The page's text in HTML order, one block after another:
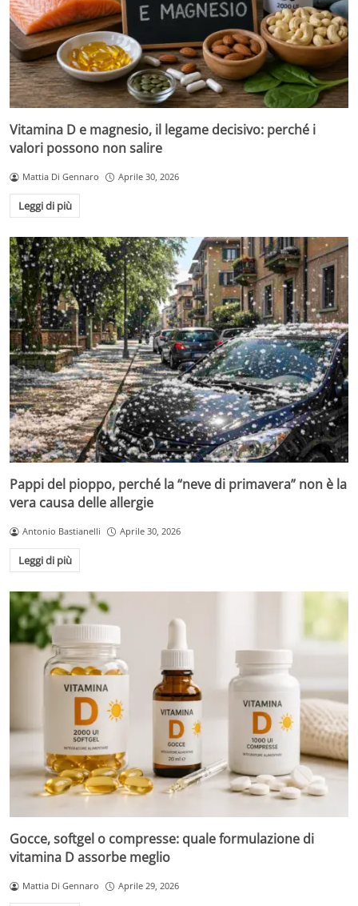
Vitamina D e magnesio, il legame decisivo: perché i
valori possono non salire
Mattia Di Gennaro Aprile 30, 2026
Leggi di più
Pappi del pioppo, perché la “neve di primavera” non è la
vera causa delle allergie
Antonio Bastianelli Aprile 30, 2026
Leggi di più
Gocce, softgel o compresse: quale formulazione di
vitamina D assorbe meglio
Mattia Di Gennaro Aprile 29, 2026